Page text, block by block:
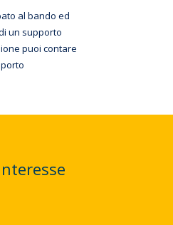
al bando ed
un supporto
puoi contare